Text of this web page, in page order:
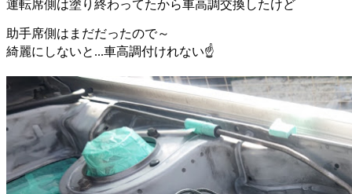
運転席側は塗り終わってたから車高調交換したけど
助手席側はまだだったので～
綺麗にしないと...車高調付けれない☝️